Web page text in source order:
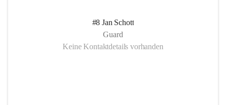
#8 Jan Schott
Guard
Keine Kontaktdetails vorhanden